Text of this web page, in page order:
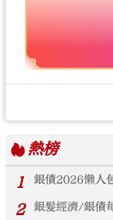
熱榜
1
銀債2026懶人
2 銀髮經濟/銀債